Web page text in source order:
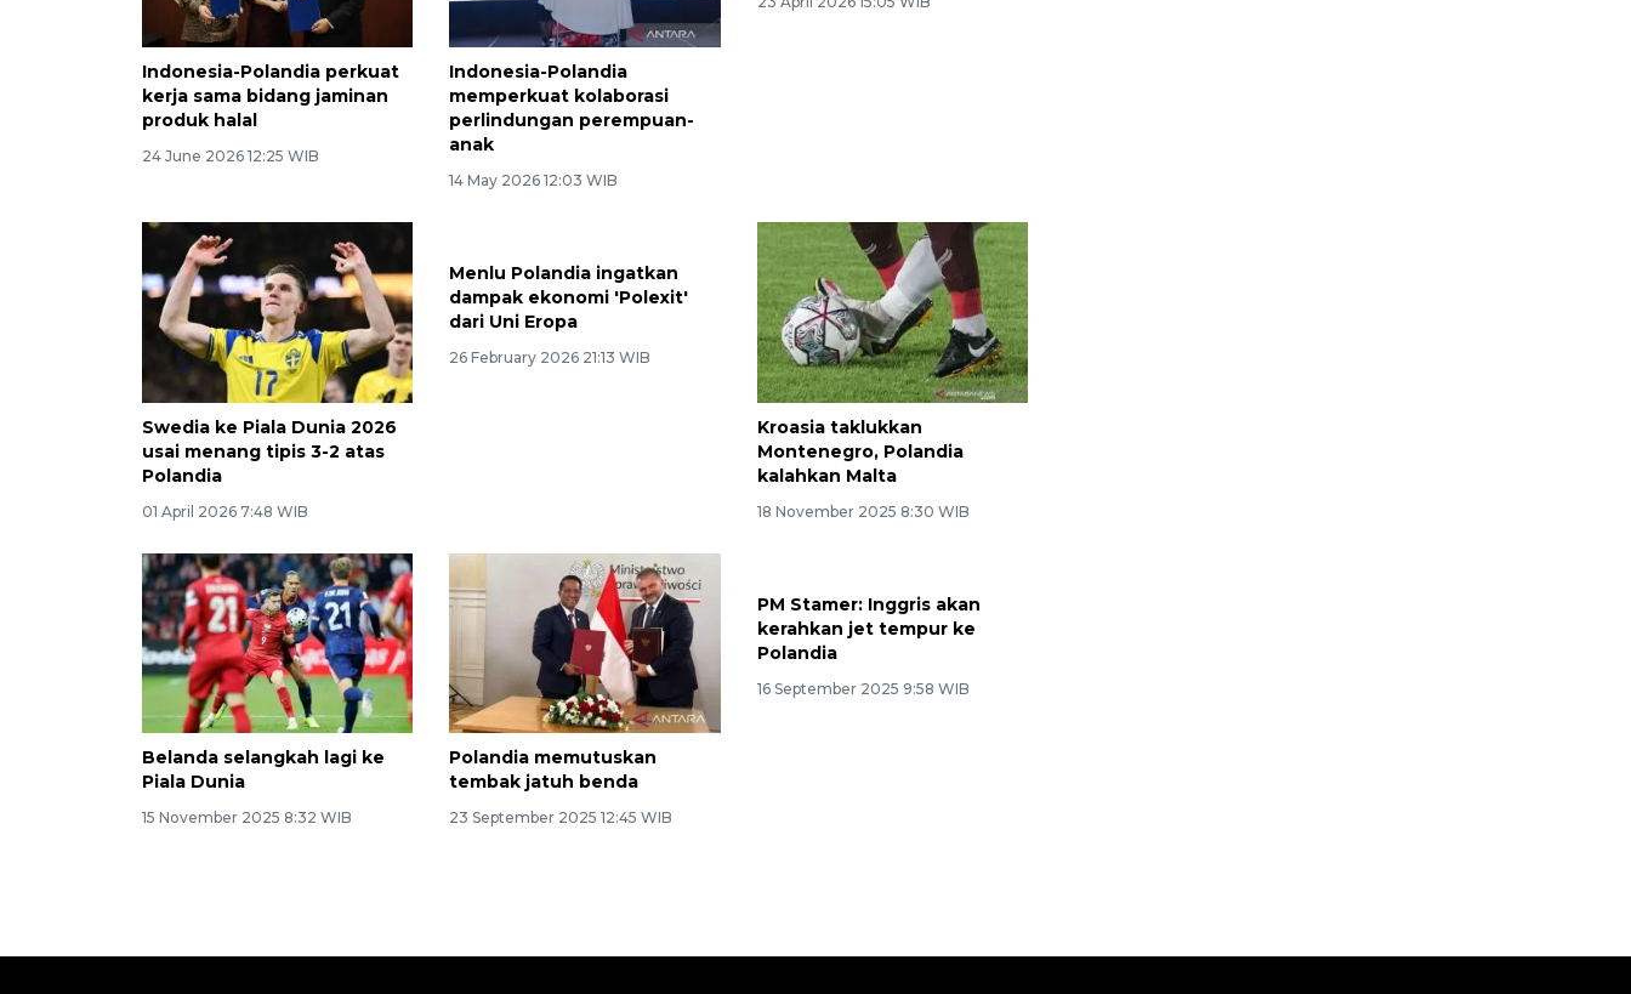
Indonesia-Polandia perkuat
kerja sama bidang jaminan
produk halal
24 June 2026 12:25 WIB
Indonesia-Polandia
memperkuat kolaborasi
perlindungan perempuan-
anak
14 May 2026 12:03 WIB
Swedia ke Piala Dunia 2026
usai menang tipis 3-2 atas
Polandia
01 April 2026 7:48 WIB
Menlu Polandia ingatkan
dampak ekonomi 'Polexit'
dari Uni Eropa
26 February 2026 21:13 WIB
Kroasia taklukkan
Montenegro, Polandia
kalahkan Malta
18 November 2025 8:30 WIB
Belanda selangkah lagi ke
Piala Dunia
15 November 2025 8:32 WIB
Polandia memutuskan
tembak jatuh benda
23 September 2025 12:45 WIB